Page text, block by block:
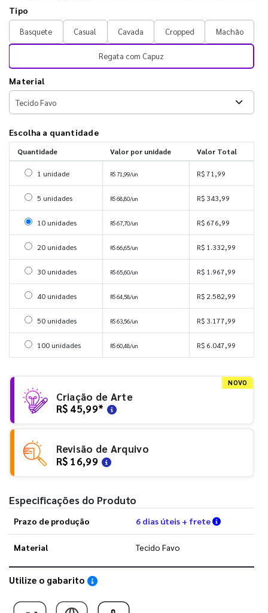
Tipo
Basquete Casual Cavada Cropped Machão
Regata com Capuz
Material
Escolha a quantidade
Quantidade Valor por unidade Valor Total
Selecionar 1 unidade
1 unidade R$ 71,99/un R$ 71,99
Selecionar 5 unidades
5 unidades R$ 68,80/un R$ 343,99
Selecionar 10 unidades
10 unidades R$ 67,70/un R$ 676,99
Selecionar 20 unidades
20 unidades R$ 66,65/un R$ 1.332,99
Selecionar 30 unidades
30 unidades R$ 65,60/un R$ 1.967,99
Selecionar 40 unidades
40 unidades R$ 64,58/un R$ 2.582,99
Selecionar 50 unidades
50 unidades R$ 63,56/un R$ 3.177,99
Selecionar 100 unidades
100 unidades R$ 60,48/un R$ 6.047,99
NOVO
Criação de Arte
R$ 45,99*
Revisão de Arquivo
R$ 16,99
Especificações do Produto
Prazo de produção 6 dias úteis + frete Verifique
Material Tecido Favo
Utilize o gabarito Saiba como utilizar os nossos gabaritos